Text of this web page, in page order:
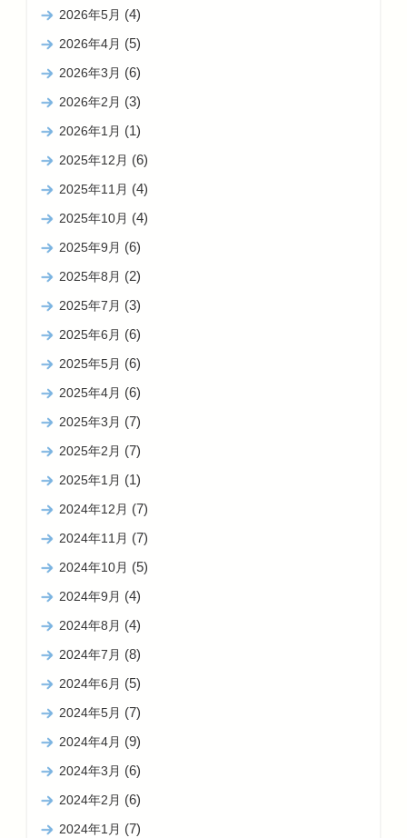
2026年5月 (4)
2026年4月 (5)
2026年3月 (6)
2026年2月 (3)
2026年1月 (1)
2025年12月 (6)
2025年11月 (4)
2025年10月 (4)
2025年9月 (6)
2025年8月 (2)
2025年7月 (3)
2025年6月 (6)
2025年5月 (6)
2025年4月 (6)
2025年3月 (7)
2025年2月 (7)
2025年1月 (1)
2024年12月 (7)
2024年11月 (7)
2024年10月 (5)
2024年9月 (4)
2024年8月 (4)
2024年7月 (8)
2024年6月 (5)
2024年5月 (7)
2024年4月 (9)
2024年3月 (6)
2024年2月 (6)
2024年1月 (7)